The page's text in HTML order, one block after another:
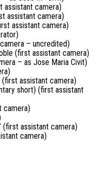
assistant camera)
assistant camera)
assistant camera)
– uncredited)
(first assistant camera)
– as Jose Maria Civit)
assistant camera)
short) (first assistant
camera)
(first assistant camera)
camera)